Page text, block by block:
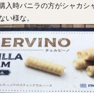
入時バニラの方がシャカシ
い様な。